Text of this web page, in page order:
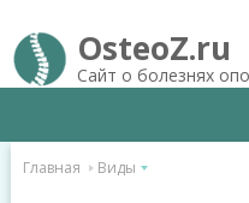
OsteoZ.ru
Сайт о болезнях
Главная Виды